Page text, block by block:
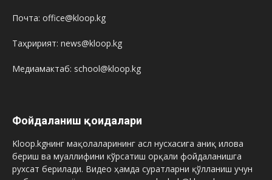
Почта: office@kloop.kg
Таҳририят: news@kloop.kg
Медиамактаб: school@kloop.kg
Фойдаланиш қоидалари
Kloop.kgнинг мақолаларининг асл нусхасига аниқ илова
бериш ва муаллифини кўрсатиш орқали фойдаланишга
рухсат берилади. Видео ҳамда суратларни қўлланиш учун